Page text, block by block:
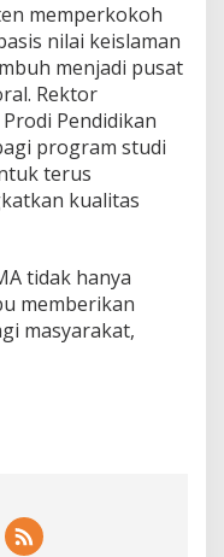
memperkokoh
nilai keislaman
menjadi pusat
Rektor
Pendidikan
program studi
terus
kualitas
tidak hanya
memberikan
masyarakat,